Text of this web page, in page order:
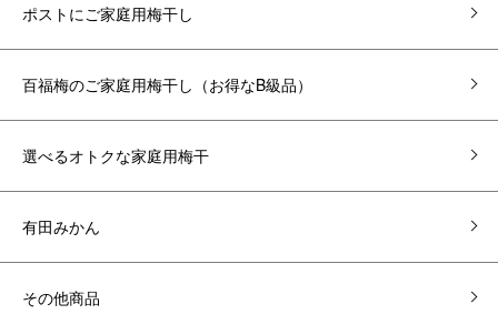
ポストにご家庭用梅干し
百福梅のご家庭用梅干し（お得なB級品）
選べるオトクな家庭用梅干
有田みかん
その他商品